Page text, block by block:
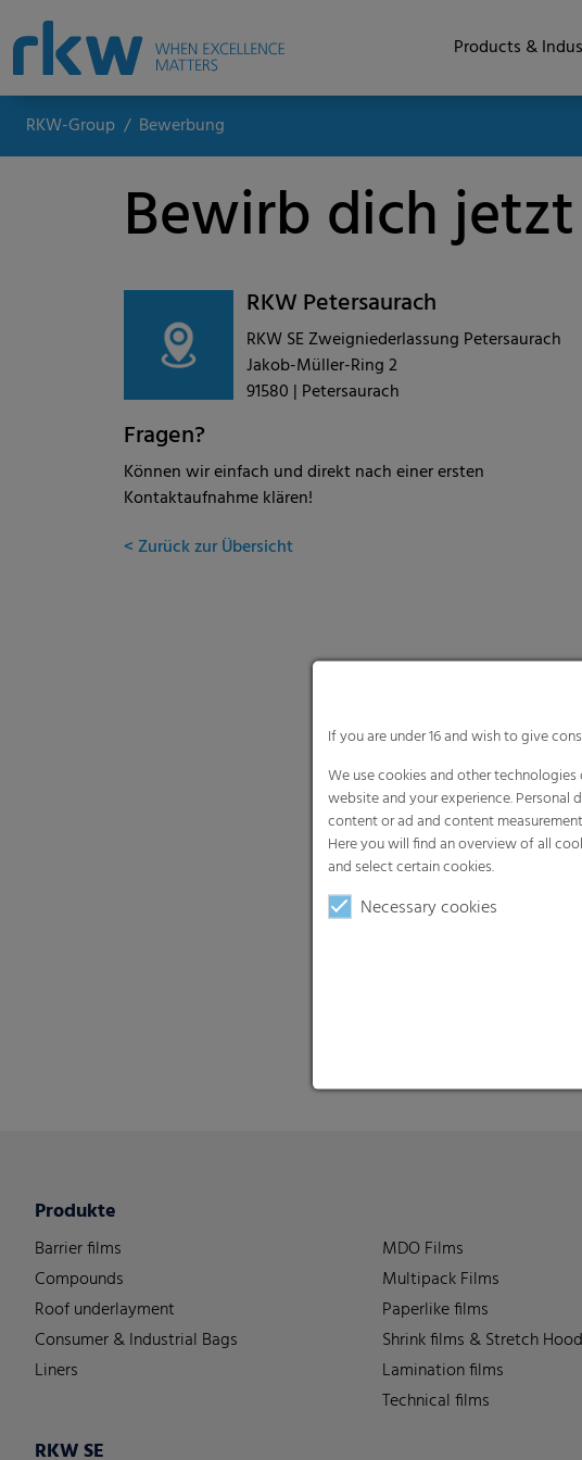
Products &
RKW-Group Bewerbung
Bewirb dich
RKW Petersaurach
RKW SE Zweigniederlassung Petersaurach
Jakob-Müller-Ring 2
91580 | Petersaurach
Fragen?
Können wir einfach und direkt nach einer ersten
Kontaktaufnahme klären!
< Zurück zur Übersicht
If you are under 16 and wish to give
We use cookies and other
website and your experience. Personal
content or ad and content
Here you will find an overview of all
and select certain cookies.
Necessary cookies
Produkte
Barrier films
Compounds
Roof underlayment
Consumer & Industrial Bags
Liners
MDO Films
Multipack Films
Paperlike films
Shrink films & Stretch
Lamination films
Technical films
RKW SE